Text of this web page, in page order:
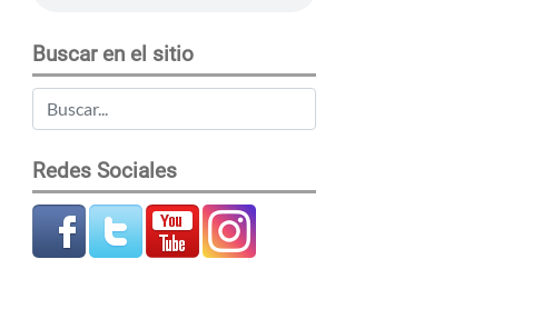
Buscar en el sitio
Redes Sociales